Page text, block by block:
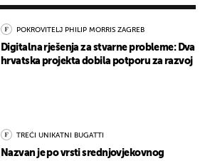
POKROVITELJ PHILIP MORRIS ZAGREB
Digitalna rješenja za stvarne probleme: Dva
hrvatska projekta dobila potporu za razvoj
TREĆI UNIKATNI BUGATTI
Nazvan je po vrsti srednjovjekovnog